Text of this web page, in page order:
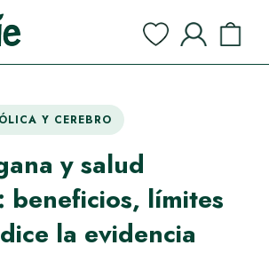
Y CEREBRO
y salud
beneficios, límites
la evidencia